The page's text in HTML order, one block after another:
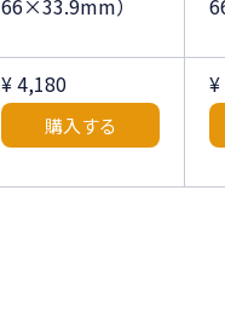
66×33.9mm）
¥ 4,180
購入する